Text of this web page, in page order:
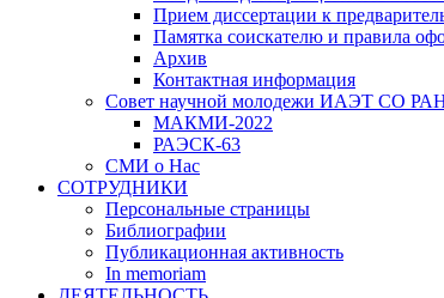
Прием диссертации к
Памятка соискателю и правила
Архив
Контактная информация
Совет научной молодежи ИАЭТ СО
МАКМИ-2022
РАЭСК-63
СМИ о Нас
СОТРУДНИКИ
Персональные страницы
Библиографии
Публикационная активность
In memoriam